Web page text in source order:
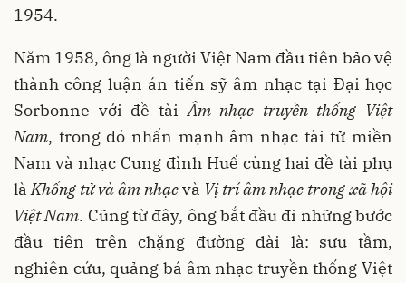
1954.
Năm 1958, ông là người Việt Nam đầu tiên bảo vệ
thành công luận án tiến sỹ âm nhạc tại Đại học
Sorbonne với đề tàiÂm nhạc truyền thống Việt
Nam, trong đó nhấn mạnh âm nhạc tài tử miền
Nam và nhạc Cung đình Huế cùng hai đề tài phụ
làKhổng tử và âm nhạcvà Vị trí âm nhạc trong xã hội
Việt Nam. Cũng từ đây, ông bắt đầu đi những bước
đầu tiên trên chặng đường dài là: sưu tầm,
nghiên cứu, quảng bá âm nhạc truyền thống Việt